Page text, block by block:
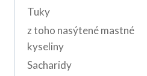
Tuky
z toho nasýtené mastné
kyseliny
Sacharidy